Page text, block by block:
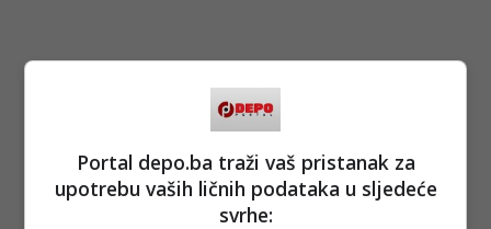
Portal depo.ba traži vaš pristanak za
upotrebu vaših ličnih podataka u sljedeće
svrhe: